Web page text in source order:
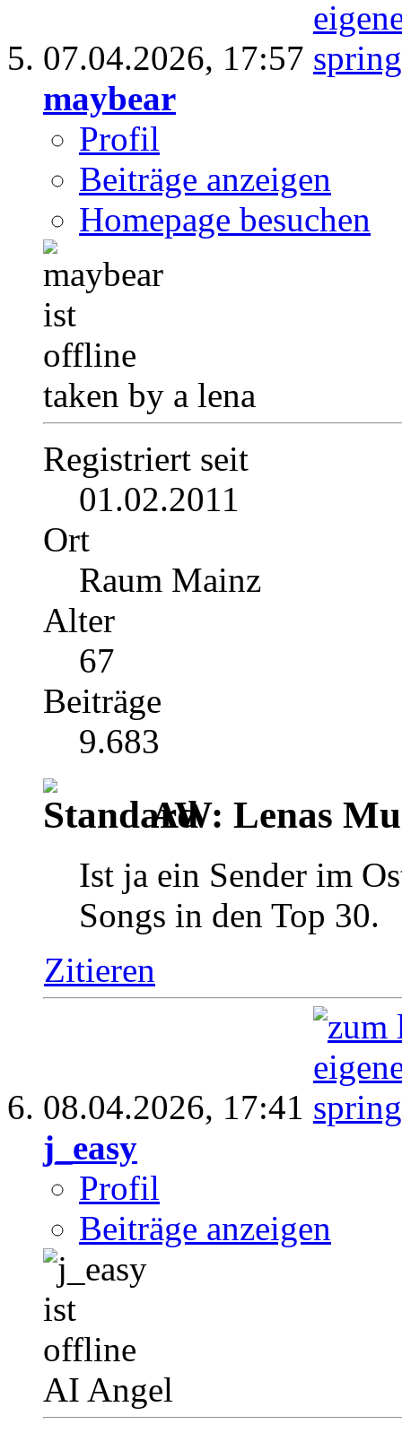
07.04.2026, 17:57
maybear
Profil
Beiträge anzeigen
Homepage besuchen
taken by a lena
Registriert seit
01.02.2011
Ort
Raum Mainz
Alter
67
Beiträge
9.683
AW: Lenas
Ist ja ein Sender im
Songs in den Top 30.
Zitieren
08.04.2026, 17:41
j_easy
Profil
Beiträge anzeigen
AI Angel